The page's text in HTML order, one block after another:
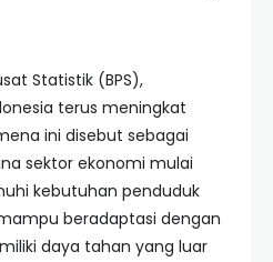
Statistik (BPS),
terus meningkat
ini disebut sebagai
sektor ekonomi mulai
kebutuhan penduduk
beradaptasi dengan
daya tahan yang luar